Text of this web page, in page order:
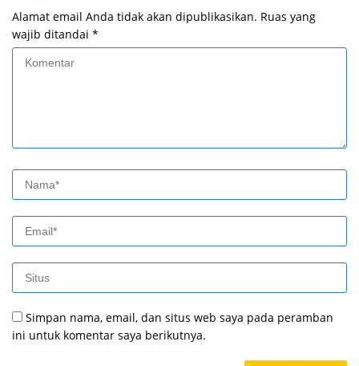
Alamat email Anda tidak akan dipublikasikan. Ruas yang
wajib ditandai *
Simpan nama, email, dan situs web saya pada peramban
ini untuk komentar saya berikutnya.